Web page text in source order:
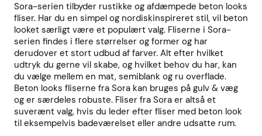
Sora-serien tilbyder rustikke og afdæmpede beton looks
fliser. Har du en simpel og nordiskinspireret stil, vil beton
looket særligt være et populært valg. Fliserne i Sora-
serien findes i flere størrelser og former og har
derudover et stort udbud af farver. Alt efter hvilket
udtryk du gerne vil skabe, og hvilket behov du har, kan
du vælge mellem en mat, semiblank og ru overflade.
Beton looks fliserne fra Sora kan bruges på gulv & væg
og er særdeles robuste. Fliser fra Sora er altså et
suverænt valg, hvis du leder efter fliser med beton look
til eksempelvis badeværelset eller andre udsatte rum.